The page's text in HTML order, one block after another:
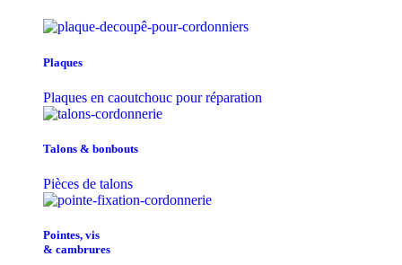
Plaques
Plaques en caoutchouc pour réparation
Talons & bonbouts
Pièces de talons
Pointes, vis
& cambrures